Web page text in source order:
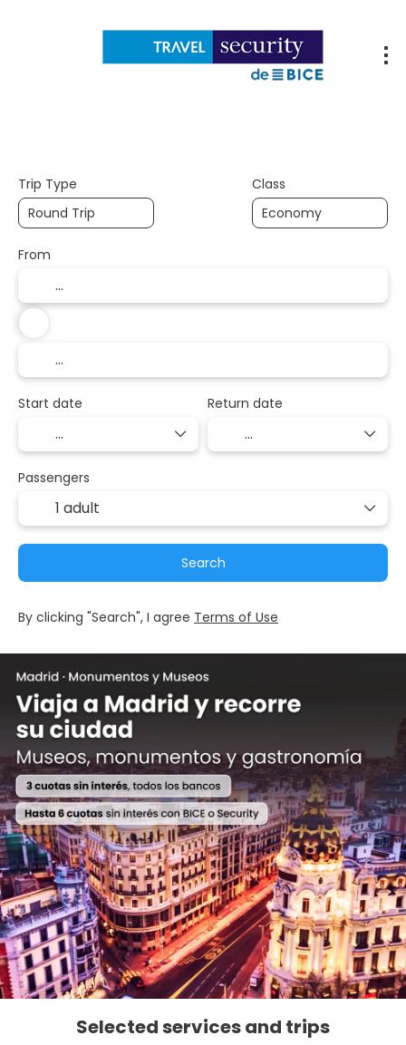
Trip Type Class
From
To
Start date Return date
Passengers
1 adult
Search
By clicking "Search", I agree Terms of Use
Selected services and trips